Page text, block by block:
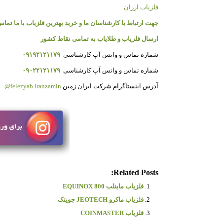
فلزیاب ارزان
جهت ارتباط با کارشناسان ما و خرید بهترین فلزیاب با ما
ارسال فلزیاب و طلایاب به تمامی نقاط کشور
شماره تماس و واتس آپ کارشناسی ۰۹۱۹۲۱۲۱۱۷۹
شماره تماس و واتس آپ کارشناسی ۰۹۰۲۲۱۲۱۱۷۹
آدرس اینستاگرام شرکت ایران زمین felezyab.iranzamin@
Related Posts:
فلزیاب ماینلب EQUINOX 800
فلزیاب ماکرو JEOTECH جویتک
فلزیاب COINMASTER